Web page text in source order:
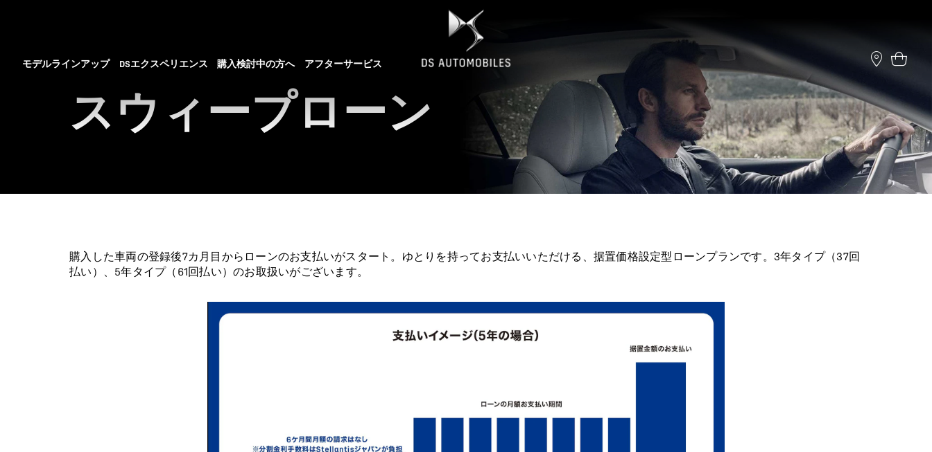
モデルラインアップ DSエクスペリエンス 購入検討中の方へ アフターサービス
スウィープローン
購入した車両の登録後7カ月目からローンのお支払いがスタート。ゆとりを持ってお支払いいただける、据置価格設定型ローンプランです。3年タイプ（37回
払い）、5年タイプ（61回払い）のお取扱いがございます。